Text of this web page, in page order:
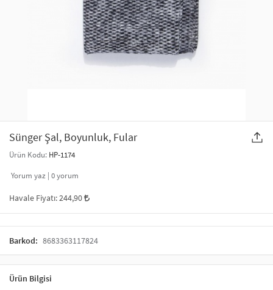
GELİN / DÜĞÜN AKSESUARLARI
ŞAL VE FULAR
Sünger Şal, Boyunluk, Fular
Ürün Kodu: HP-1174
Yorum yaz | 0yorum
Havale Fiyatı:244,90
Barkod: 8683363117824
Ürün Bilgisi